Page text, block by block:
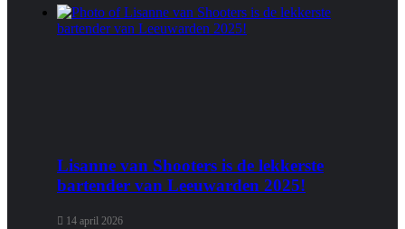
Lisanne van Shooters is de lekkerste
bartender van Leeuwarden 2025!
14 april 2026